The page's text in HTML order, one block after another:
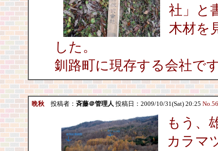
社」と
木材を
した。
釧路町に現存する会社で
晩秋投稿者：斉藤＠管理人 投稿日：2009/10/31(Sat) 20:25
もう、
カラマ